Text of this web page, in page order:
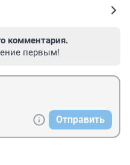
комментария.
первым!
Отправить